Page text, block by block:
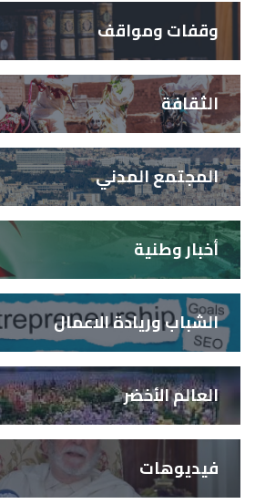
وقفات ومواقف
الثقافة
المجتمع المدني
أخبار وطنية
الشباب وريادة الاعمال
العالم الأخضر
فيديوهات